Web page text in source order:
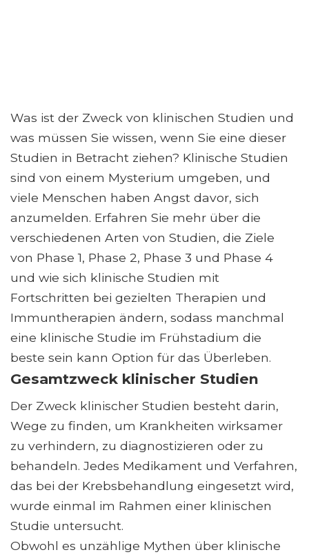
Was ist der Zweck von klinischen Studien und
was müssen Sie wissen, wenn Sie eine dieser
Studien in Betracht ziehen? Klinische Studien
sind von einem Mysterium umgeben, und
viele Menschen haben Angst davor, sich
anzumelden. Erfahren Sie mehr über die
verschiedenen Arten von Studien, die Ziele
von Phase 1, Phase 2, Phase 3 und Phase 4
und wie sich klinische Studien mit
Fortschritten bei gezielten Therapien und
Immuntherapien ändern, sodass manchmal
eine klinische Studie im Frühstadium die
beste sein kann Option für das Überleben.
Gesamtzweck klinischer Studien
Der Zweck klinischer Studien besteht darin,
Wege zu finden, um Krankheiten wirksamer
zu verhindern, zu diagnostizieren oder zu
behandeln. Jedes Medikament und Verfahren,
das bei der Krebsbehandlung eingesetzt wird,
wurde einmal im Rahmen einer klinischen
Studie untersucht.
Obwohl es unzählige Mythen über klinische